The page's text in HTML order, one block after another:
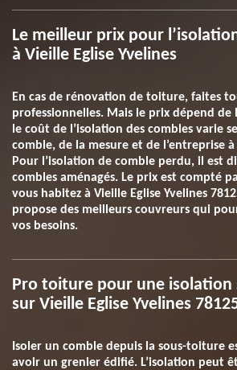
Le meilleur prix pour
à Vieille Eglise Yvelines
En cas de rénovation de toiture, faites
professionnelles. Mais le prix dépend de
le coût de l’isolation des combles varie
comble, de la mesure et de l’entreprise
Pour l’isolation de comble perdu, il est
combles aménagés. Le prix est compté
vous habitez à Vieille Eglise Yvelines
propose des meilleurs couvreurs qui
vos besoins.
Pro toiture pour une
sur Vieille Eglise Yvelines
Isoler un comble depuis la sous-toiture
avoir un grenier édifié. L’isolation peut